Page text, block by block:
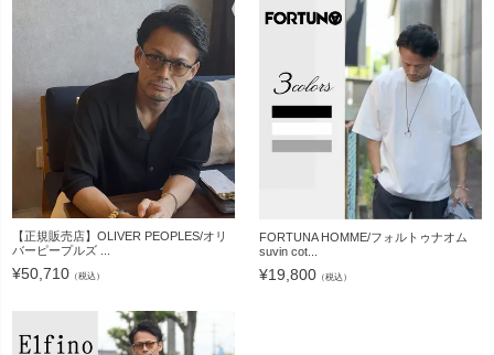
【正規販売店】OLIVER PEOPLES/オリ
バーピープルズ ...
¥50,710 （税込）
FORTUNA HOMME/フォルトゥナオム
suvin cot...
¥19,800 （税込）